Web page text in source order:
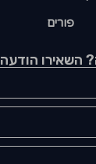
פורים
השאירו הודעה